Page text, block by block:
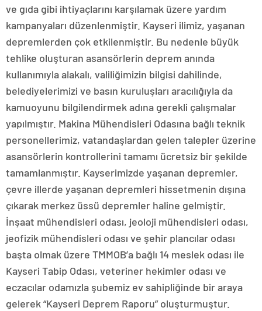
ve gıda gibi ihtiyaçlarını karşılamak üzere yardım
kampanyaları düzenlenmiştir. Kayseri ilimiz, yaşanan
depremlerden çok etkilenmiştir. Bu nedenle büyük
tehlike oluşturan asansörlerin deprem anında
kullanımıyla alakalı, valiliğimizin bilgisi dahilinde,
belediyelerimizi ve basın kuruluşları aracılığıyla da
kamuoyunu bilgilendirmek adına gerekli çalışmalar
yapılmıştır. Makina Mühendisleri Odasına bağlı teknik
personellerimiz, vatandaşlardan gelen talepler üzerine
asansörlerin kontrollerini tamamı ücretsiz bir şekilde
tamamlanmıştır. Kayserimizde yaşanan depremler,
çevre illerde yaşanan depremleri hissetmenin dışına
çıkarak merkez üssü depremler haline gelmiştir.
İnşaat mühendisleri odası, jeoloji mühendisleri odası,
jeofizik mühendisleri odası ve şehir plancılar odası
başta olmak üzere TMMOB’a bağlı 14 meslek odası ile
Kayseri Tabip Odası, veteriner hekimler odası ve
eczacılar odamızla şubemiz ev sahipliğinde bir araya
gelerek “Kayseri Deprem Raporu” oluşturmuştur.